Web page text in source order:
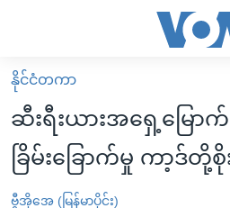
လွယ်ကူ
စေ
သည့်
Link
မူလစာမျက်နှာ
မြန်မာ
ကမ္ဘာ့သတင်းများ
နိုင်ငံတကာ
ဗွီဒီယို
နိုင်ငံတကာ
ဆီးရီးယားအရှေ့မြေ
ခြိမ်းခြောက်မှု ကာ့ဒ်တို့စို
ဗွီအိုအေ (မြန်မာပိုင်း)